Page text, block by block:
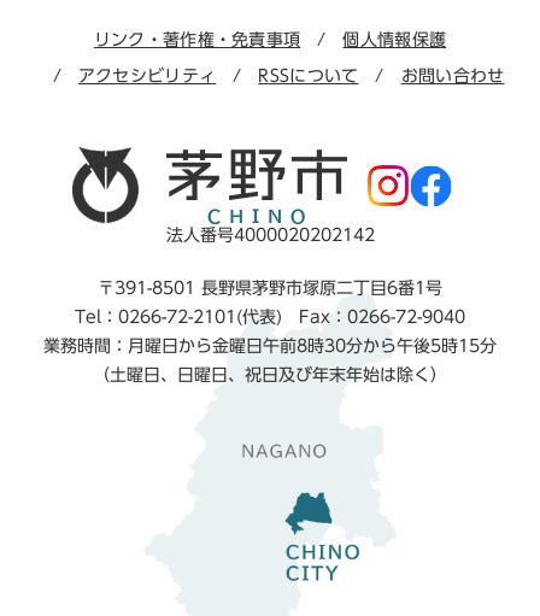
リンク・著作権・免責事項 個人情報保護
アクセシビリティ RSSについて お問い合わせ
法人番号4000020202142
〒391-8501 長野県茅野市塚原二丁目6番1号
Tel：0266-72-2101(代表) Fax：0266-72-9040
業務時間：月曜日から金曜日午前8時30分から午後5時15分
（土曜日、日曜日、祝日及び年末年始は除く）